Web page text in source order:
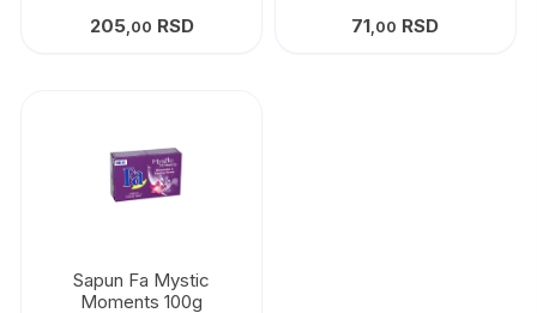
205,00 RSD 71,00 RSD
Sapun Fa Mystic
Moments 100g